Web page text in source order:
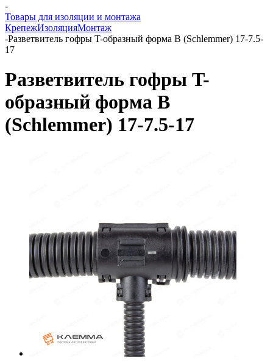
-
Товары для изоляции и монтажа
КрепежИзоляцияМонтаж
-Разветвитель гофры T-образный форма B (Schlemmer) 17-7.5-
17
Разветвитель гофры T-
образный форма B
(Schlemmer) 17-7.5-17